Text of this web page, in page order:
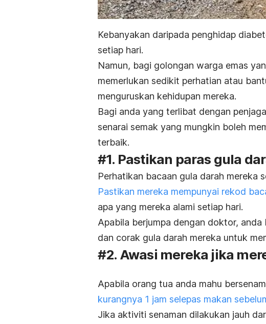
Kebanyakan daripada penghidap
setiap hari.
Namun, bagi golongan warga emas
memerlukan sedikit perhatian atau
menguruskan kehidupan mereka.
Bagi anda yang terlibat dengan
senarai semak yang mungkin boleh
terbaik.
#1. Pastikan paras gula
Perhatikan bacaan gula darah mereka
Pastikan mereka mempunyai rekod
apa yang mereka alami setiap hari.
Apabila berjumpa dengan doktor,
dan corak gula darah mereka untuk
#2. Awasi mereka jika
Apabila orang tua anda mahu
kurangnya 1 jam selepas makan
Jika aktiviti senaman dilakukan jauh